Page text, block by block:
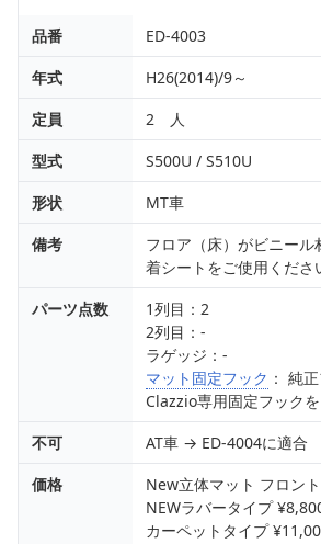
品番
ED-4003
年式
H26(2014)/9～
定員
2 人
型式
S500U / S510U
形状
MT車
備考
フロア（床）がビニー
着シートをご使用くださ
パーツ点数
1列目：2
2列目：-
ラゲッジ：-
マット固定フック ： 純
Clazzio専用固定フック
不可
AT車 → ED-4004に適合
価格
New立体マット フロン
NEWラバータイプ
カーペットタイプ